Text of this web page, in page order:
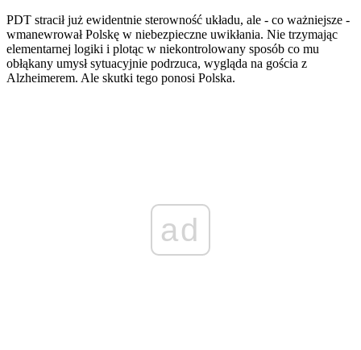
PDT stracił już ewidentnie sterowność układu, ale - co ważniejsze -
wmanewrował Polskę w niebezpieczne uwikłania. Nie trzymając
elementarnej logiki i plotąc w niekontrolowany sposób co mu
obłąkany umysł sytuacyjnie podrzuca, wygląda na gościa z
Alzheimerem. Ale skutki tego ponosi Polska.
ad